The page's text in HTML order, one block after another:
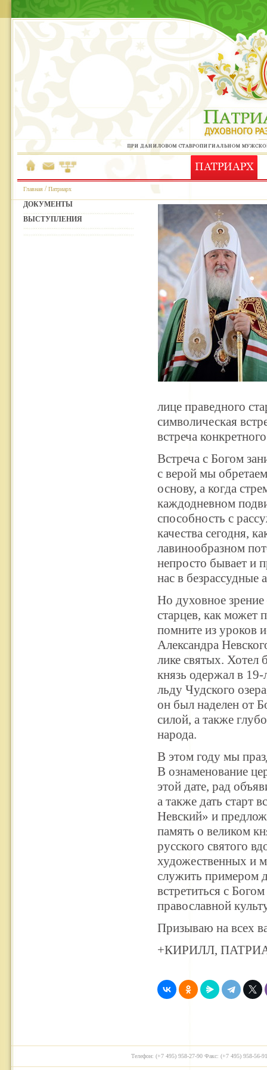
Главная /Патриарх
ДОКУМЕНТЫ
ВЫСТУПЛЕНИЯ
лице праведного
символическая
встреча
Встреча с Богом
с верой мы
основу, а когда
каждодневном
способность с
качества сегодня,
лавинообразном
непросто бывает и
нас в
Но духовное
старцев, как может
помните из уроков
Александра
лике святых. Хотел
князь одержал в 19-
льду Чудского
он был наделен от
силой, а также
народа.
В этом году мы
В ознаменование
этой дате, рад
а также дать старт
Невский» и
память о великом
русского святого
художественных и
служить примером
встретиться с
православной
Призываю на всех
+КИРИЛЛ,
Телефон: (+7 495) 958-27-90 Факс: (+7 495) 958-56-